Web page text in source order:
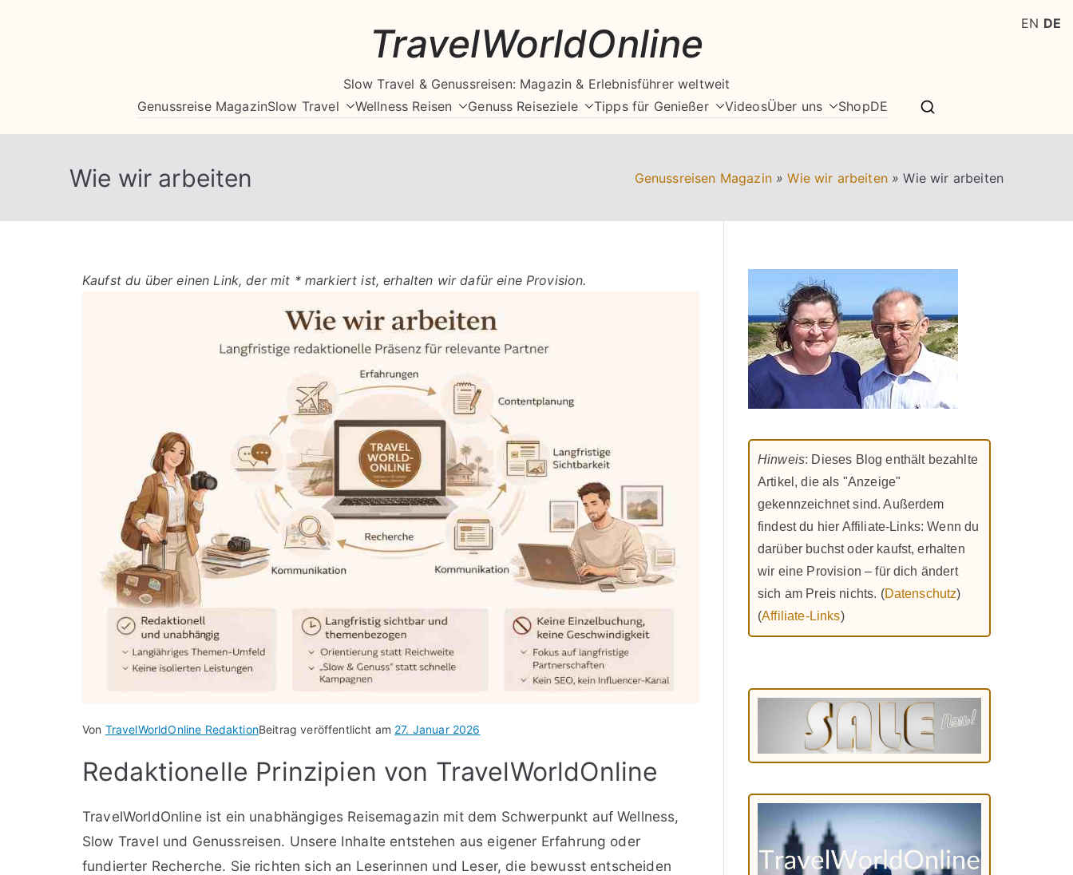
TravelWorldOnline
Slow Travel & Genussreisen: Magazin & Erlebnisführer weltweit
Genussreise MagazinSlow Travel Wellness Reisen Genuss Reiseziele Tipps für Genießer VideosÜber uns ShopDE
Wie wir arbeiten Genussreisen Magazin » Wie wir arbeiten » Wie wir arbeiten
Kaufst du über einen Link, der mit * markiert ist, erhalten wir dafür eine Provision.
Von TravelWorldOnline RedaktionBeitrag veröffentlicht am 27. Januar 2026
Redaktionelle Prinzipien von TravelWorldOnline
TravelWorldOnline ist ein unabhängiges Reisemagazin mit dem Schwerpunkt auf Wellness,
Slow Travel und Genussreisen. Unsere Inhalte entstehen aus eigener Erfahrung oder
fundierter Recherche. Sie richten sich an Leserinnen und Leser, die bewusst entscheiden
Hinweis: Dieses Blog enthält bezahlte
Artikel, die als "Anzeige"
gekennzeichnet sind. Außerdem
findest du hier Affiliate-Links: Wenn du
darüber buchst oder kaufst, erhalten
wir eine Provision – für dich ändert
sich am Preis nichts. (Datenschutz)
(Affiliate-Links)
EN DE